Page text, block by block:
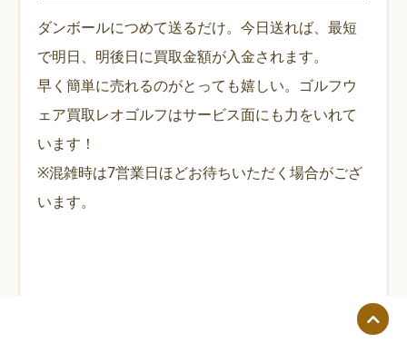
ダンボールにつめて送るだけ。今日送れば、最短
で明日、明後日に買取金額が入金されます。
早く簡単に売れるのがとっても嬉しい。ゴルフウ
ェア買取レオゴルフはサービス面にも力をいれて
います！
※混雑時は7営業日ほどお待ちいただく場合がござ
います。